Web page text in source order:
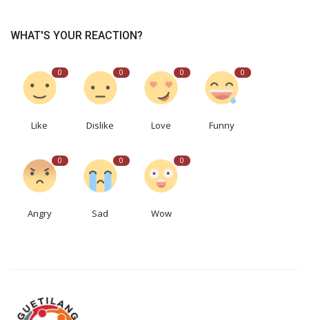
WHAT'S YOUR REACTION?
0
Like
0
Dislike
0
Love
0
Funny
0
Angry
0
Sad
0
Wow